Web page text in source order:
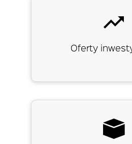
Oferty